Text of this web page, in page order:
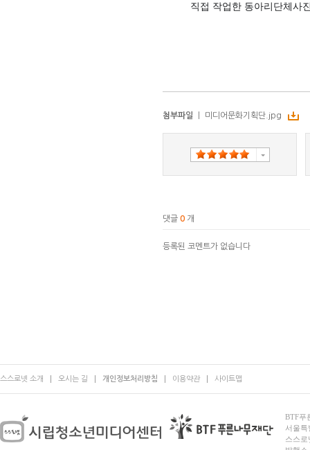
직접 작업한 동아리단체사
첨부파일 미디어문화기획단.jpg
댓글 0 개
등록된 코멘트가 없습니다
스스로넷 소개 오시는 길 개인정보처리방침 이용약관 사이트맵
BTF푸
서울
스스로